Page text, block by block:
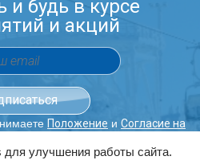
улучшения работы сайта.
будь в курсе
и акций
Положение и Согласие на